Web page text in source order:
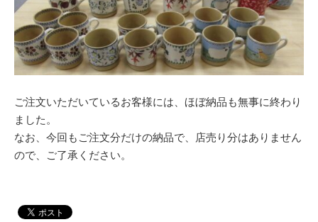
ご注文いただいているお客様には、ほぼ納品も無事に終わり
ました。
なお、今回もご注文分だけの納品で、店売り分はありません
ので、ご了承ください。